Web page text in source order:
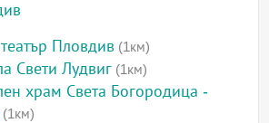
Пловдив (1км)
Свети Лудвиг (1км)
храм Света Богородица -
(1км)